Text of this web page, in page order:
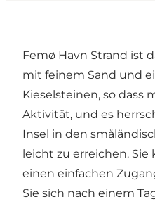
Femø Havn Strand ist
mit feinem Sand und
Kieselsteinen, so dass
Aktivität, und es
Insel in den
leicht zu erreichen.
einen einfachen
Sie sich nach einem